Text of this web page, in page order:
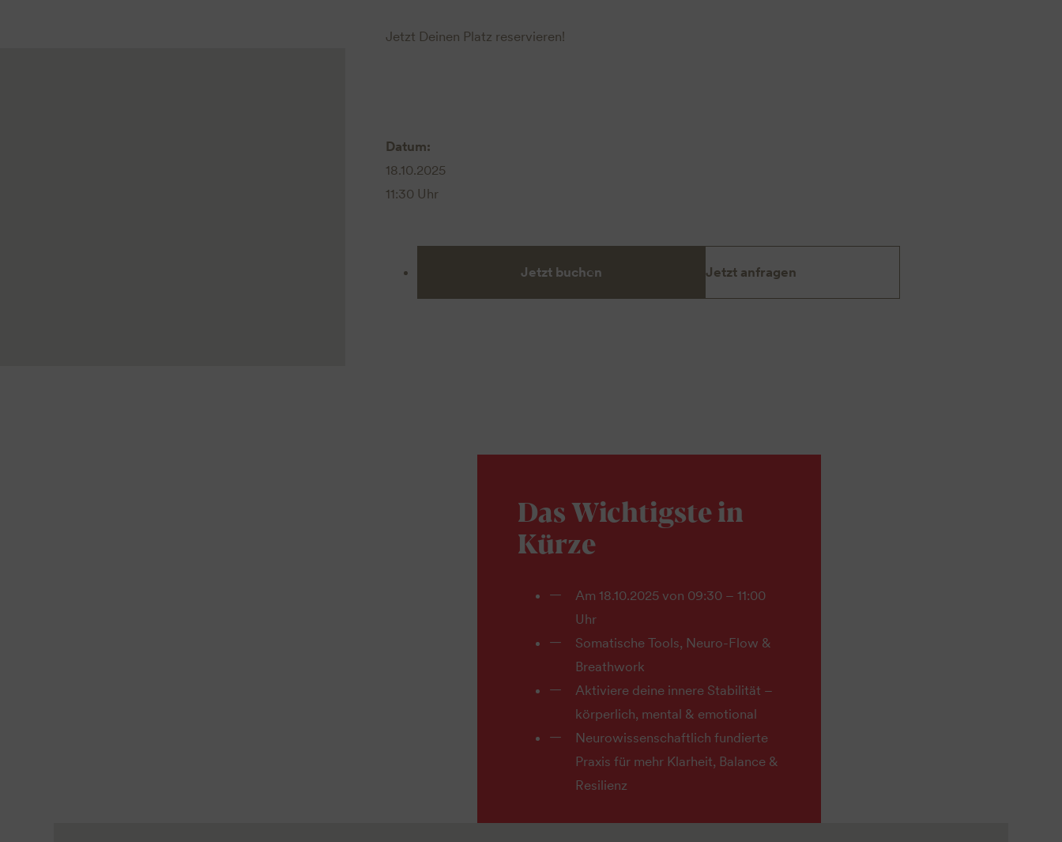
Jetzt Deinen Platz reservieren!
Datum:
18.10.2025
11:30 Uhr
Jetzt buchen Jetzt anfragen
Das Wichtigste in
Kürze
Am 18.10.2025 von 09:30 – 11:00
Uhr
Somatische Tools, Neuro-Flow &
Breathwork
Aktiviere deine innere Stabilität –
körperlich, mental & emotional
Neurowissenschaftlich fundierte
Praxis für mehr Klarheit, Balance &
Resilienz